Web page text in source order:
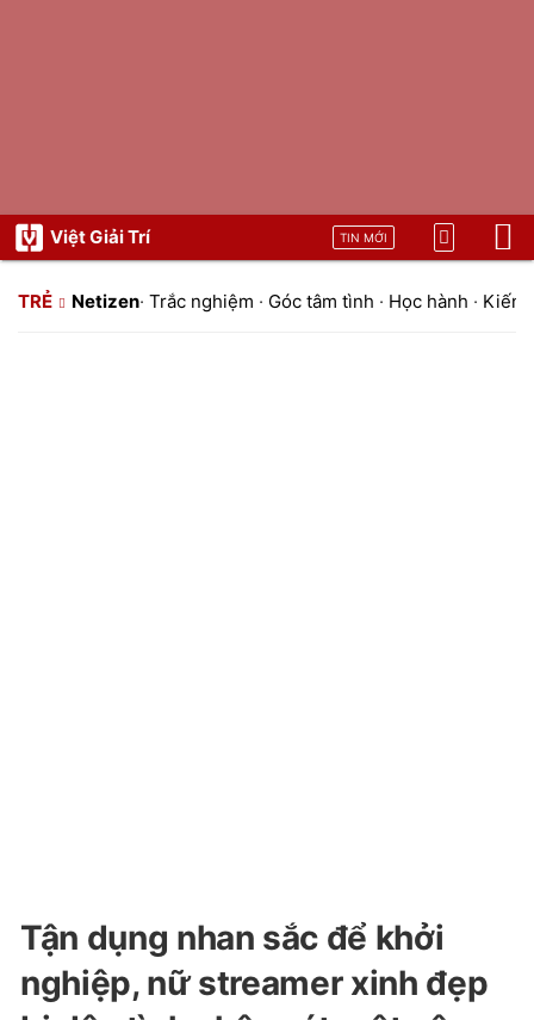
Việt Giải Trí TIN MỚI
TRẺ Netizen· Trắc nghiệm · Góc tâm tình · Học hành · Kiến
Tận dụng nhan sắc để khởi
nghiệp, nữ streamer xinh đẹp